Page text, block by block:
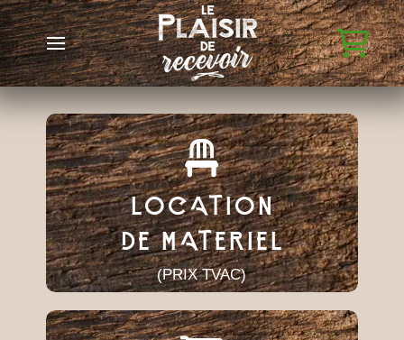
LOCATION
DE MATERIEL
(PRIX TVAC)